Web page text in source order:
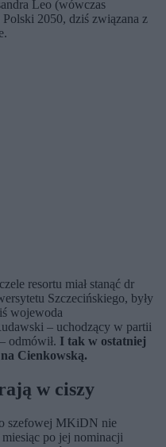
Leo (wówczas
2050, dziś związana z
resortu miał stanąć dr
Szczecińskiego, były
wojewoda
– uchodzący w partii
odmówił. I tak w ostatniej
Cienkowską.
w ciszy
szefowej MKiDN nie
miesiąc po jej nominacji